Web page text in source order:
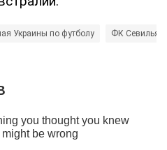
Украины по футболу ФК Севилья